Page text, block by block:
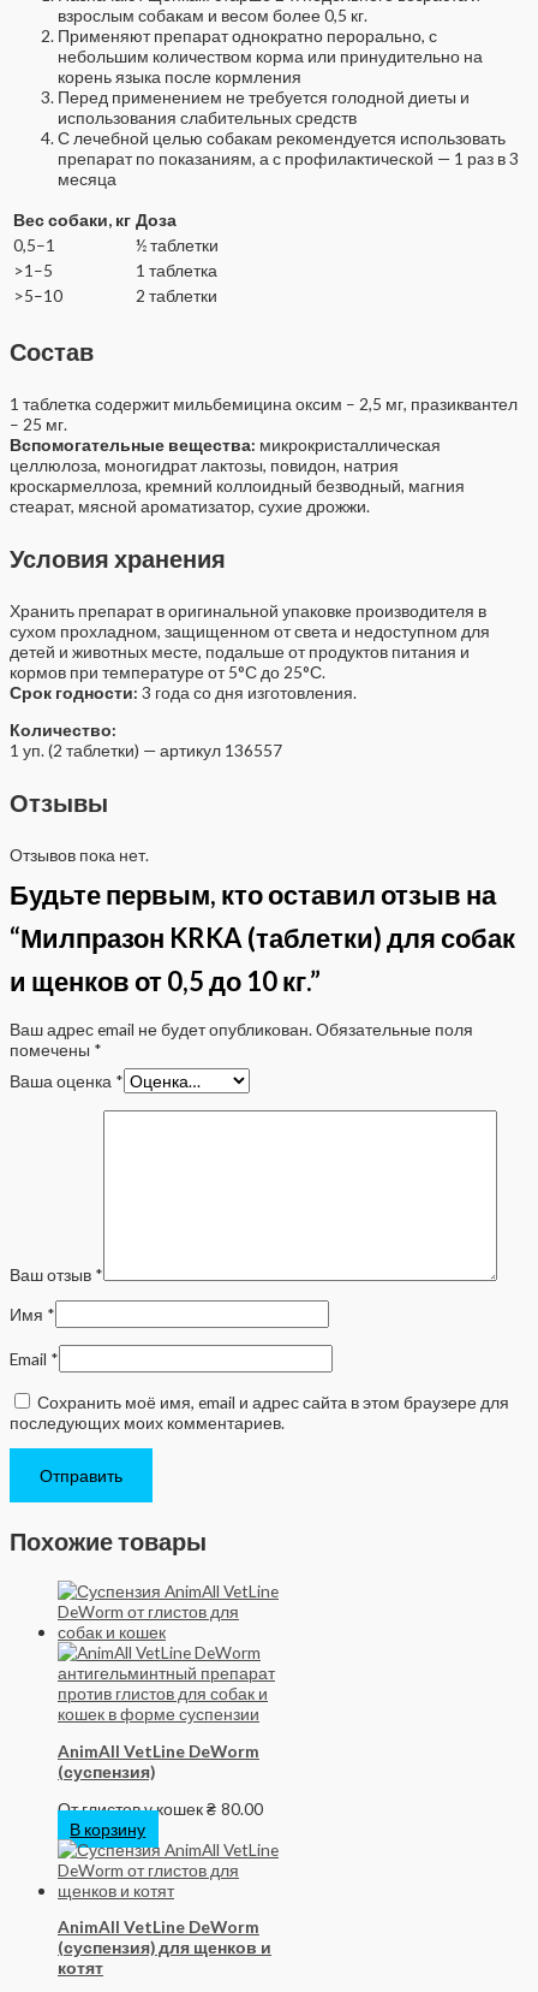
взрослым собакам и весом более 0,5 кг.
Применяют препарат однократно перорально, с
небольшим количеством корма или принудительно на
корень языка после кормления
Перед применением не требуется голодной диеты и
использования слабительных средств
С лечебной целью собакам рекомендуется использовать
препарат по показаниям, а с профилактической — 1 раз в 3
месяца
Вес собаки, кг Доза
0,5–1
½ таблетки
>1–5
1 таблетка
>5–10
2 таблетки
Состав
1 таблетка содержит мильбемицина оксим – 2,5 мг, празиквантел
– 25 мг.
Вспомогательные вещества: микрокристаллическая
целлюлоза, моногидрат лактозы, повидон, натрия
кроскармеллоза, кремний коллоидный безводный, магния
стеарат, мясной ароматизатор, сухие дрожжи.
Условия хранения
Хранить препарат в оригинальной упаковке производителя в
сухом прохладном, защищенном от света и недоступном для
детей и животных месте, подальше от продуктов питания и
кормов при температуре от 5°С до 25°С.
Срок годности: 3 года со дня изготовления.
Количество:
1 уп. (2 таблетки) — артикул 136557
Отзывы
Отзывов пока нет.
Будьте первым, кто оставил отзыв на
“Милпразон KRKA (таблетки) для собак
и щенков от 0,5 до 10 кг.”
Ваш адрес email не будет опубликован. Обязательные поля
помечены *
Ваша оценка *
Ваш отзыв *
Имя *
Email *
Сохранить моё имя, email и адрес сайта в этом браузере для
последующих моих комментариев.
Похожие товары
AnimAll VetLine DeWorm
(суспензия)
От глистов у кошек₴ 80.00
В корзину
AnimAll VetLine DeWorm
(суспензия) для щенков и
котят